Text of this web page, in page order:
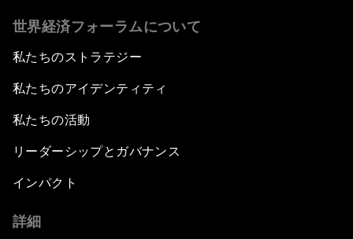
世界経済フォーラムについて
私たちのストラテジー
私たちのアイデンティティ
私たちの活動
リーダーシップとガバナンス
インパクト
詳細